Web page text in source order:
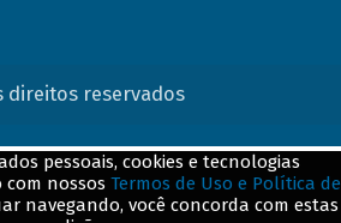
direitos reservados
pessoais, cookies e tecnologias
nossos Termos de Uso e Política de
navegando, você concorda com estas